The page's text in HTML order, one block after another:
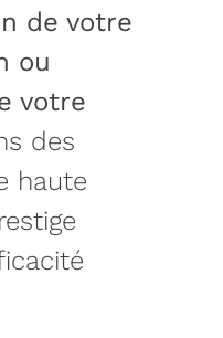
de votre
ou
votre
des
haute